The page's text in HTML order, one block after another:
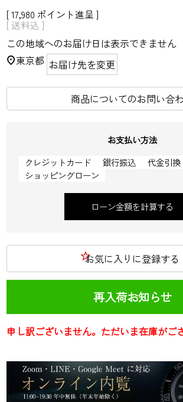
[17,980 ポイント進呈 ]
送料込
この地域へのお届け日は表示できません
東京都 お届け先を変更
商品についてのお問い合
お支払い方法
クレジットカード
銀行振込
代金引換
ショッピングローン
ローン金額を計算する
お気に入りに登録する
再入荷お知らせ
申し訳ございません。ただいま在庫がご